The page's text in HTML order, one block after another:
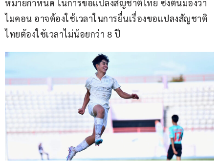
หมายกำหนด ในการขอแปลงสัญชาติไทย ซึ่งตนมองว่า
ไมคอน อาจต้องใช้เวลาในการยื่นเรื่องขอแปลงสัญชาติ
ไทยต้องใช้เวลาไม่น้อยกว่า 8 ปี